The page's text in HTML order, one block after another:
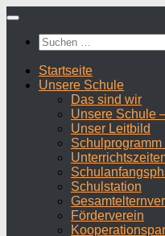
Zum
springenSuchen
nach:
Startseite
Unsere Schule
Das sind wir
Unsere Schule
Unser Leitbild
Schulstation
Förderverein